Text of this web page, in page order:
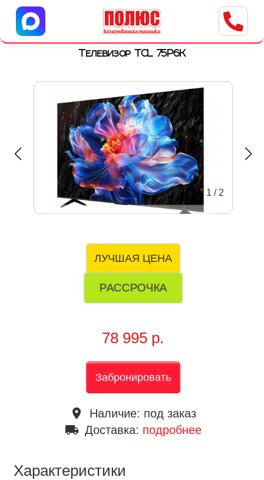
Центр бытовой техники
г. Ульяновск, ул. Пушкарева, 8a
Телевизор TCL 75P6K
1 / 2
ЛУЧШАЯ ЦЕНА
РАССРОЧКА
78 995 р.
Забронировать
place Наличие: под заказ
local_shipping Доставка: подробнее
Характеристики